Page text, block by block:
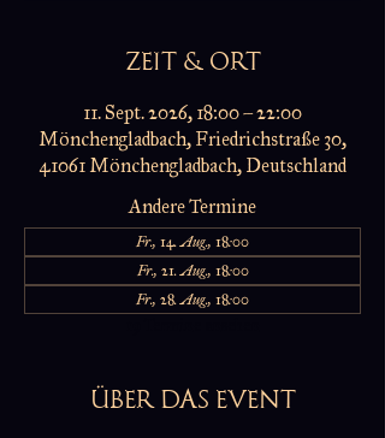
ZEIT & ORT
11. Sept. 2026, 18:00 – 22:00
Mönchengladbach, Friedrichstraße 30,
41061 Mönchengladbach, Deutschland
Andere Termine
Fr., 14. Aug., 18:00
Fr., 21. Aug., 18:00
Fr., 28. Aug., 18:00
ÜBER DAS EVENT